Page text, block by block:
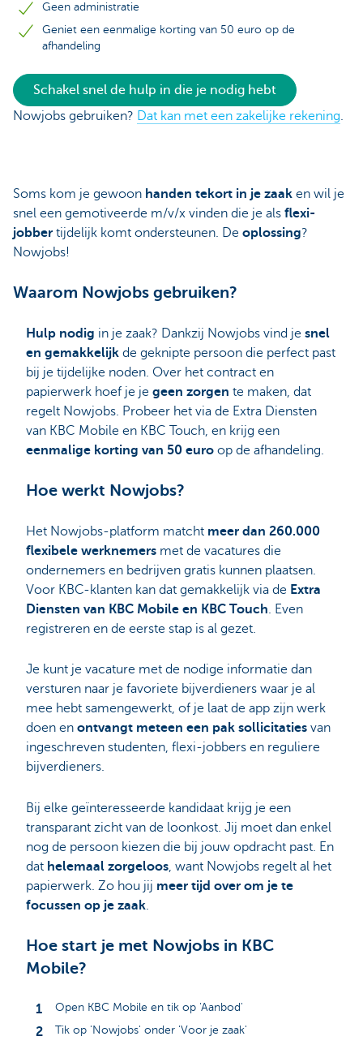
Geen administratie
Geniet een eenmalige korting van 50 euro op de
afhandeling
Schakel snel de hulp in die je nodig hebt
Nowjobs gebruiken? Dat kan met een zakelijke rekening.
Soms kom je gewoon handen tekort in je zaak en wil je
snel een gemotiveerde m/v/x vinden die je als flexi-
jobber tijdelijk komt ondersteunen. De oplossing?
Nowjobs!
Waarom Nowjobs gebruiken?
Hulp nodig in je zaak? Dankzij Nowjobs vind je snel
en gemakkelijk de geknipte persoon die perfect past
bij je tijdelijke noden. Over het contract en
papierwerk hoef je je geen zorgen te maken, dat
regelt Nowjobs. Probeer het via de Extra Diensten
van KBC Mobile en KBC Touch, en krijg een
eenmalige korting van 50 euro op de afhandeling.
Hoe werkt Nowjobs?
Het Nowjobs-platform matcht meer dan 260.000
flexibele werknemers met de vacatures die
ondernemers en bedrijven gratis kunnen plaatsen.
Voor KBC-klanten kan dat gemakkelijk via de Extra
Diensten van KBC Mobile en KBC Touch. Even
registreren en de eerste stap is al gezet.
Je kunt je vacature met de nodige informatie dan
versturen naar je favoriete bijverdieners waar je al
mee hebt samengewerkt, of je laat de app zijn werk
doen en ontvangt meteen een pak sollicitaties van
ingeschreven studenten, flexi-jobbers en reguliere
bijverdieners.
Bij elke geïnteresseerde kandidaat krijg je een
transparant zicht van de loonkost. Jij moet dan enkel
nog de persoon kiezen die bij jouw opdracht past. En
dat helemaal zorgeloos, want Nowjobs regelt al het
papierwerk. Zo hou jij meer tijd over om je te
focussen op je zaak.
Hoe start je met Nowjobs in KBC
Mobile?
Open KBC Mobile en tik op 'Aanbod'
Tik op 'Nowjobs' onder 'Voor je zaak'